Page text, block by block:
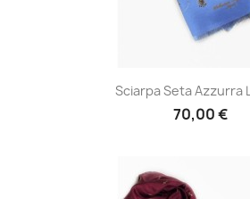
Sciarpa Seta Azzurra
70,00 €